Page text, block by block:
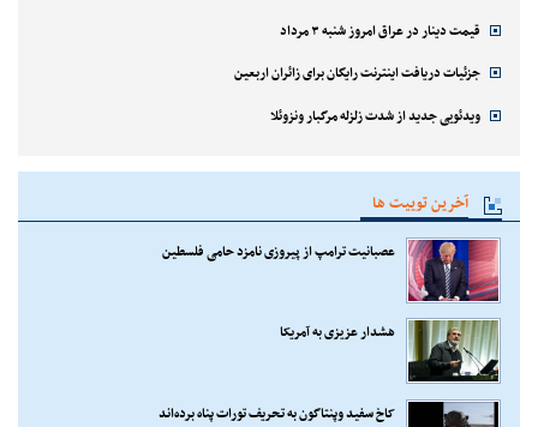
قیمت دینار در عراق امروز شنبه ۳ مرداد
جزئیات دریافت اینترنت رایگان برای زائران اربعین
ویدئویی جدید از شدت زلزله مرگبار ونزوئلا
آخرین توییت ها
عصبانیت ترامپ از پیروزی نامزد حامی فلسطین
هشدار عزیزی به آمریکا
کاخ سفید وپنتاگون به تحریف تورات پناه برده‌اند